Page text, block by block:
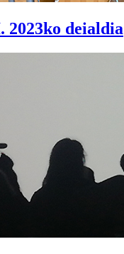
2023ko deialdia